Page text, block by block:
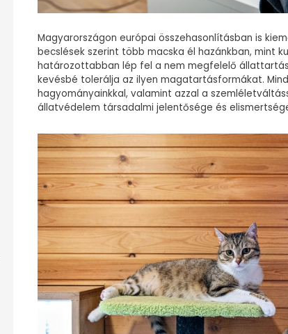
Magyarországon európai összehasonlításban is
becslések szerint több macska él hazánkban, mint
határozottabban lép fel a nem megfelelő
kevésbé tolerálja az ilyen magatartásformákat.
hagyományainkkal, valamint azzal a
állatvédelem társadalmi jelentősége és